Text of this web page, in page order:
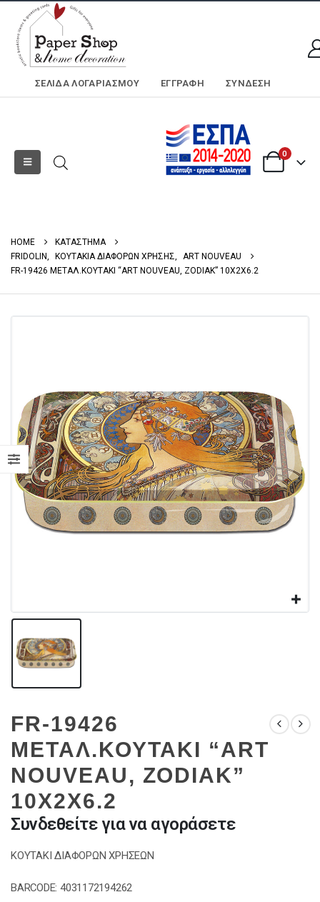
ΣΕΛΊΔΑ ΛΟΓΑΡΙΑΣΜΟΎ ΕΓΓΡΑΦΗ ΣΎΝΔΕΣΗ
0
HOME
ΚΑΤΑΣΤΗΜΑ
FRIDOLIN
ΚΟΥΤΑΚΙΑ ΔΙΑΦΟΡΩΝ ΧΡΗΣΗΣ
ART NOUVEAU
FR-19426 ΜΕΤΑΛ.ΚΟΥΤΑΚΙ “ART NOUVEAU, ZODIAK” 10X2X6.2
FR-19426
ΜΕΤΑΛ.ΚΟΥΤΑΚΙ “ART
NOUVEAU, ZODIAK”
10X2X6.2
Συνδεθείτε για να αγοράσετε
ΚΟΥΤΑΚΙ ΔΙΑΦΟΡΩΝ ΧΡΗΣΕΩΝ
BARCODE: 4031172194262